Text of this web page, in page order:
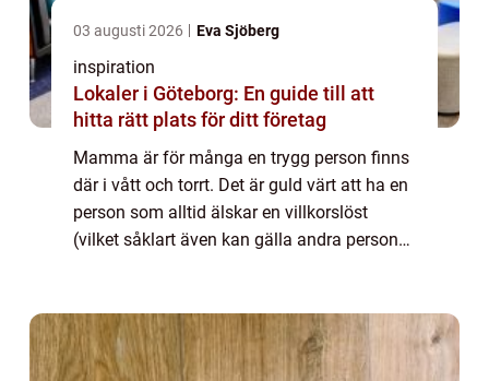
03 augusti 2026 Eva Sjöberg
inspiration
Lokaler i Göteborg: En guide till att
hitta rätt plats för ditt företag
Mamma är för många en trygg person finns
där i vått och torrt. Det är guld värt att ha en
person som alltid älskar en villkorslöst
(vilket såklart även kan gälla andra personer